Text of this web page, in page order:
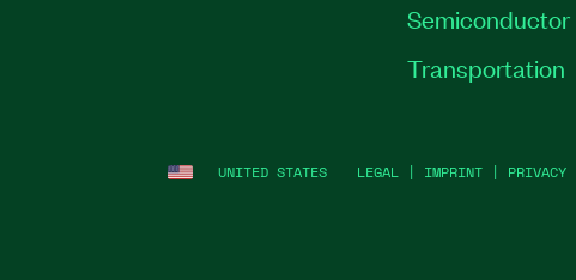
Semiconductor
Transportation
UNITED STATES LEGAL | IMPRINT | PRIVACY